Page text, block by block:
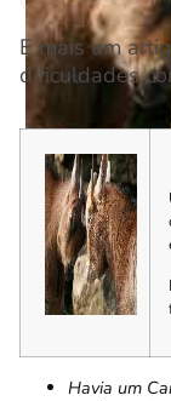
E mais um
dificuldades
Havia um